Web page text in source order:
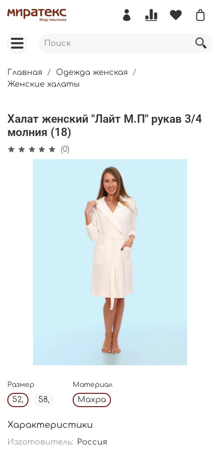
Главная
Одежда женская
Женские халаты
Халат женский "Лайт М.П" рукав 3/4
молния (18)
(0)
Размер
52, 58,
Материал
Махра
Характеристики
Изготовитель: Россия